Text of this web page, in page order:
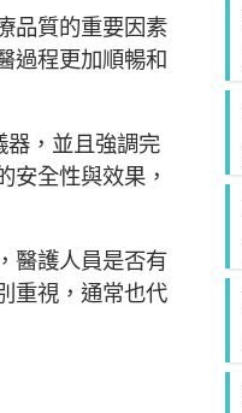
品質的重要因素
過程更加順暢和
，並且強調完
全性與效果，
醫護人員是否有
重視，通常也代